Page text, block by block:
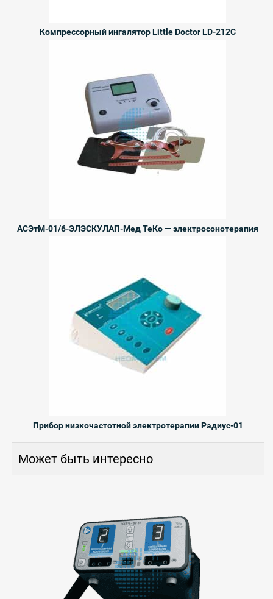
Компрессорный ингалятор Little Doctor LD-212C
АСЭтМ-01/6-ЭЛЭСКУЛАП-Мед ТеКо — электросонотерапия
Прибор низкочастотной электротерапии Радиус-01
Может быть интересно